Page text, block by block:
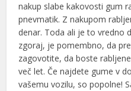
nakup slabe kakovosti gum
pnevmatik. Z nakupom
denar. Toda ali je to vredno
zgoraj, je pomembno, da
zagovotite, da boste
več let. Če najdete gume v
vašemu vozilu, so popolne!